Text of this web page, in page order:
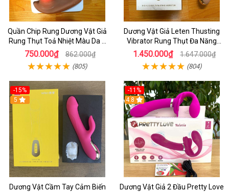
Quần Chip Rung Dương Vật Giả
Rung Thụt Toả Nhiệt Màu Da 7
Chế Độ Thụt _ Điều Khiển Từ Xa
Bằng Remote
750.000₫ 862.000₫
(805)
Dương Vật Giả Leten Thusting
Vibrator Rung Thụt Đa Năng
_Kết Hợp Lưỡi Liếm Uấn Cong
Rung Cưc Mạnh
1.450.000₫ 1.647.000₫
(804)
-15%
5
Dương Vật Cầm Tay Cảm Biến
-11%
4.8
Dương Vật Giả 2 Đầu Pretty Love